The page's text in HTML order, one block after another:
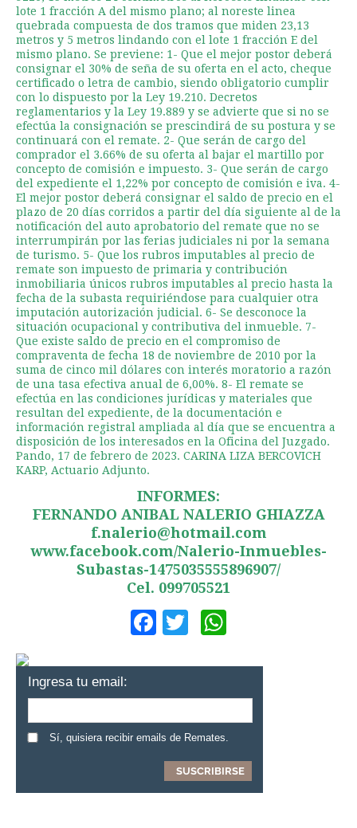
lote 1 fracción A del mismo plano; al noreste linea
quebrada compuesta de dos tramos que miden 23,13
metros y 5 metros lindando con el lote 1 fracción E del
mismo plano. Se previene: 1- Que el mejor postor deberá
consignar el 30% de seña de su oferta en el acto, cheque
certificado o letra de cambio, siendo obligatorio cumplir
con lo dispuesto por la Ley 19.210. Decretos
reglamentarios y la Ley 19.889 y se advierte que si no se
efectúa la consignación se prescindirá de su postura y se
continuará con el remate. 2- Que serán de cargo del
comprador el 3.66% de su oferta al bajar el martillo por
concepto de comisión e impuesto. 3- Que serán de cargo
del expediente el 1,22% por concepto de comisión e iva. 4-
El mejor postor deberá consignar el saldo de precio en el
plazo de 20 días corridos a partir del día siguiente al de la
notificación del auto aprobatorio del remate que no se
interrumpirán por las ferias judiciales ni por la semana
de turismo. 5- Que los rubros imputables al precio de
remate son impuesto de primaria y contribución
inmobiliaria únicos rubros imputables al precio hasta la
fecha de la subasta requiriéndose para cualquier otra
imputación autorización judicial. 6- Se desconoce la
situación ocupacional y contributiva del inmueble. 7-
Que existe saldo de precio en el compromiso de
compraventa de fecha 18 de noviembre de 2010 por la
suma de cinco mil dólares con interés moratorio a razón
de una tasa efectiva anual de 6,00%. 8- El remate se
efectúa en las condiciones jurídicas y materiales que
resultan del expediente, de la documentación e
información registral ampliada al día que se encuentra a
disposición de los interesados en la Oficina del Juzgado.
Pando, 17 de febrero de 2023. CARINA LIZA BERCOVICH
KARP, Actuario Adjunto.
INFORMES:
FERNANDO ANIBAL NALERIO GHIAZZA
f.nalerio@hotmail.com
www.facebook.com/Nalerio-Inmuebles-
Subastas-1475035555896907/
Cel. 099705521
Facebook
Twitter
Ingresa tu email:
Sí, quisiera recibir emails de Remates.